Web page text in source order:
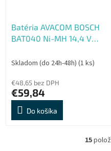
Batéria AVACOM BOSCH
BAT040 Ni-MH 14,4 V
PANASONIC
Skladom (do 24h-48h) (1 ks)
€48,65 bez DPH
€59,84
Do košíka
15